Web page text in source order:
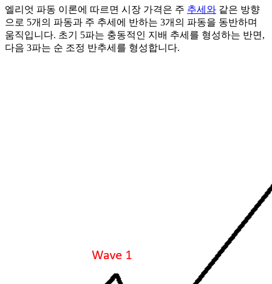
엘리엇 파동 이론에 따르면 시장 가격은 주 추세와 같은 방향
으로 5개의 파동과 주 추세에 반하는 3개의 파동을 동반하며
움직입니다. 초기 5파는 충동적인 지배 추세를 형성하는 반면,
다음 3파는 순 조정 반추세를 형성합니다.